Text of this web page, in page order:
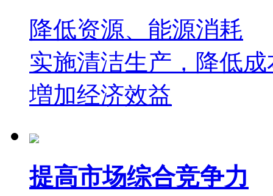
降低资源、能源消耗
实施清洁生产，降低成
増加经济效益
提高市场综合竞争力